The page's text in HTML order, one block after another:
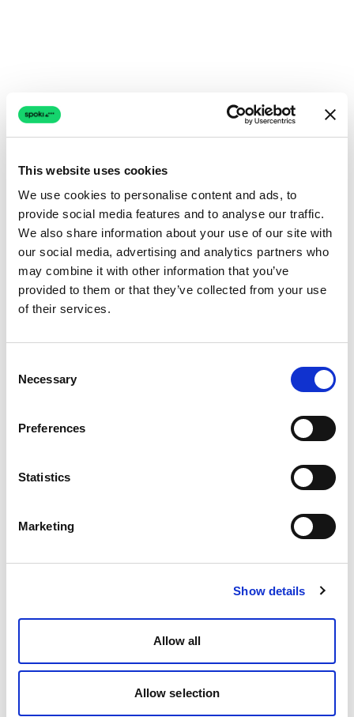
This website uses cookies
We use cookies to personalise content and ads, to
provide social media features and to analyse our traffic.
We also share information about your use of our site with
our social media, advertising and analytics partners who
may combine it with other information that you’ve
provided to them or that they’ve collected from your use
of their services.
Selection
Necessary
Preferences
Statistics
Marketing
Show details
Allow all
Allow selection